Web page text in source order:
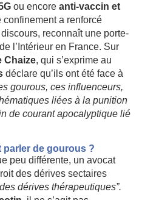
ou encore anti-vaccin et
confinement a renforcé
discours, reconnaît une porte-
l’Intérieur en France. Sur
Chaize, qui s’exprime au
déclare qu’ils ont été face à
gourous, ces influenceurs,
liées à la punition
de courant apocalyptique lié
parler de gourous ?
peu différente, un avocat
des dérives sectaires
dérives thérapeutiques”.